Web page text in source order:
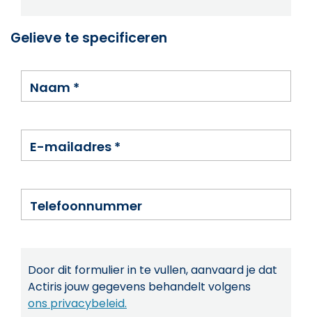
Gelieve te specificeren
Naam *
E-mailadres *
Telefoonnummer
Door dit formulier in te vullen, aanvaard je dat
Actiris jouw gegevens behandelt volgens
ons privacybeleid.